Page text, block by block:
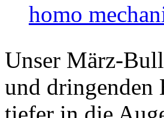
homo
Unser März-
und dringenden